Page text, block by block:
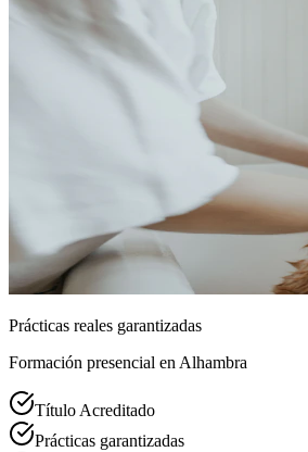
Prácticas reales garantizadas
Formación presencial en Alhambra
Título Acreditado
Prácticas garantizadas